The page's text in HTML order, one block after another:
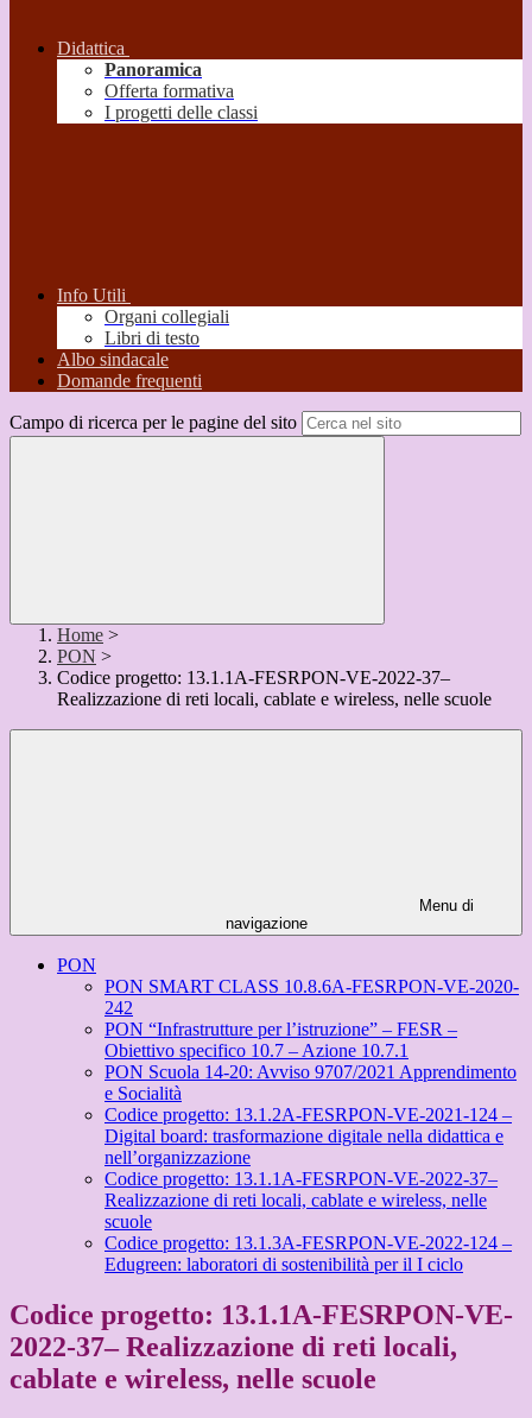
Didattica
Panoramica
Offerta formativa
I progetti delle classi
Info Utili
Organi collegiali
Libri di testo
Albo sindacale
Domande frequenti
Campo di ricerca per le pagine del sito
Home >
PON >
Codice progetto: 13.1.1A-FESRPON-VE-2022-37–
Realizzazione di reti locali, cablate e wireless, nelle scuole
Menu di
navigazione
PON
PON SMART CLASS 10.8.6A-FESRPON-VE-2020-
242
PON “Infrastrutture per l’istruzione” – FESR –
Obiettivo specifico 10.7 – Azione 10.7.1
PON Scuola 14-20: Avviso 9707/2021 Apprendimento
e Socialità
Codice progetto: 13.1.2A-FESRPON-VE-2021-124 –
Digital board: trasformazione digitale nella didattica e
nell’organizzazione
Codice progetto: 13.1.1A-FESRPON-VE-2022-37–
Realizzazione di reti locali, cablate e wireless, nelle
scuole
Codice progetto: 13.1.3A-FESRPON-VE-2022-124 –
Edugreen: laboratori di sostenibilità per il I ciclo
Codice progetto: 13.1.1A-FESRPON-VE-
2022-37– Realizzazione di reti locali,
cablate e wireless, nelle scuole